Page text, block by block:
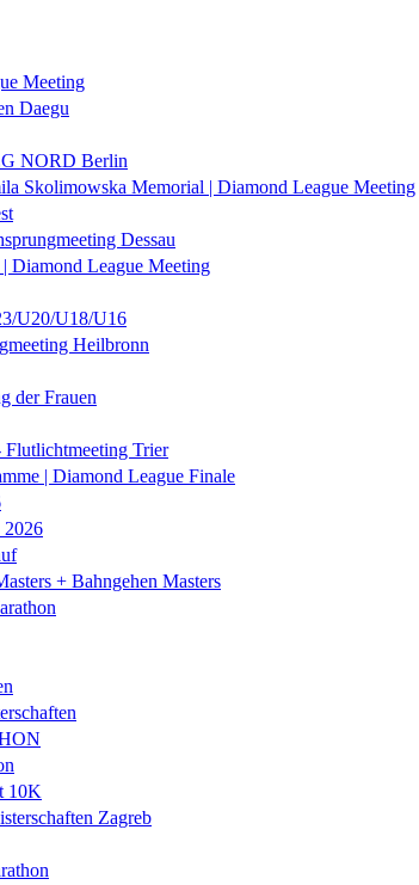
Meeting
Daegu
NORD Berlin
Skolimowska Memorial | Diamond League Meeting
Dessau
Diamond League Meeting
U20/U18/U16
Heilbronn
der Frauen
Trier
| Diamond League Finale
+ Bahngehen Masters
10K
Zagreb